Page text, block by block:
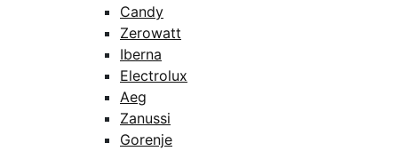
Candy
Zerowatt
Iberna
Electrolux
Aeg
Zanussi
Gorenje